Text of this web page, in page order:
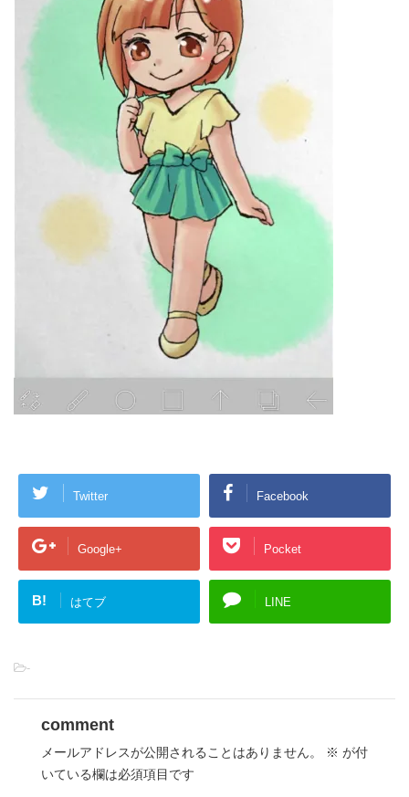
Twitter Facebook
Google+ Pocket
B! はてブ LINE
-
comment
メールアドレスが公開されることはありません。 ※ が付
いている欄は必須項目です